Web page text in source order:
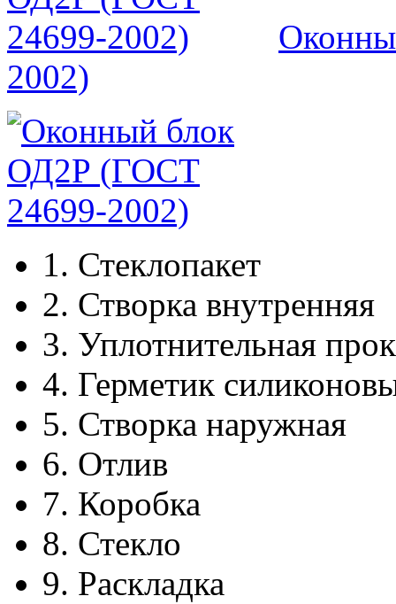
2002)
1. Стеклопакет
2. Створка внутренняя
3. Уплотнительная
4. Герметик
5. Створка наружная
6. Отлив
7. Коробка
8. Стекло
9. Раскладка